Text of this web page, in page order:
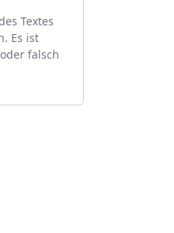
Textes
Es ist
falsch